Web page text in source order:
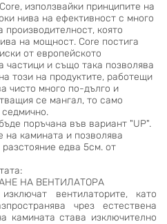
използвайки принципите на
нива на ефективност с много
която
на мощност. Core постига
от европейското
частици и също така позволява
този на продуктите, работещи
чисто много по-дълго и
се мангал, то само
поръчана във вариант "UP".
на камината и позволява
едва 5см. от
НА ВЕНТИЛАТОРА
вентилаторите, като
чрез естествена
камината става изключително